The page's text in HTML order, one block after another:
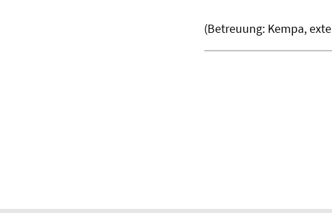
(Betreuung: Kempa,